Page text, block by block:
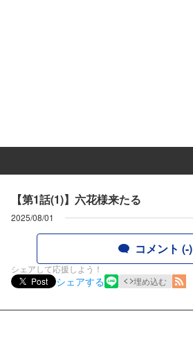
【第1話(1)】六花様来たる
2025/08/01
コメント (-)
シェアして応援しよう！
Post
シェアする 埋め込む